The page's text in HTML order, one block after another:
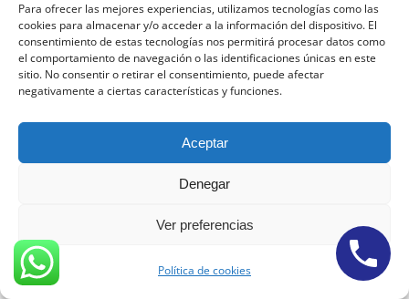
Para ofrecer las mejores experiencias, utilizamos tecnologías como las
cookies para almacenar y/o acceder a la información del dispositivo. El
consentimiento de estas tecnologías nos permitirá procesar datos como
el comportamiento de navegación o las identificaciones únicas en este
sitio. No consentir o retirar el consentimiento, puede afectar
negativamente a ciertas características y funciones.
Aceptar
Denegar
Ver preferencias
Política de cookies
¿HAS TENIDO QUE PAGAR
LA PLUSVALÍA
MUNICIPAL?
Puedes recuperar hasta 100% de lo pagado por la
Plusvalía. El Tribunal Constitucional declara nulo